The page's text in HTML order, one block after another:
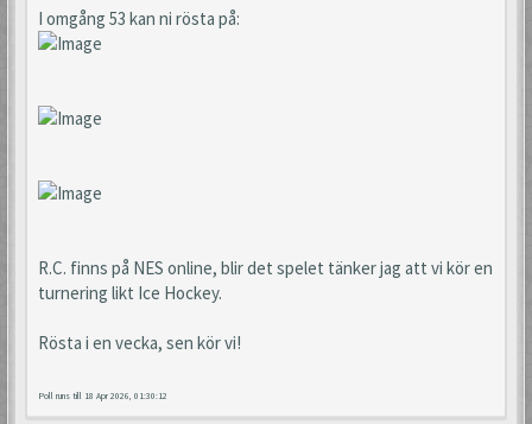
I omgång 53 kan ni rösta på:
R.C. finns på NES online, blir det spelet tänker jag att vi kör en
turnering likt Ice Hockey.
Rösta i en vecka, sen kör vi!
Poll runs till 18 Apr 2026, 01:30:12